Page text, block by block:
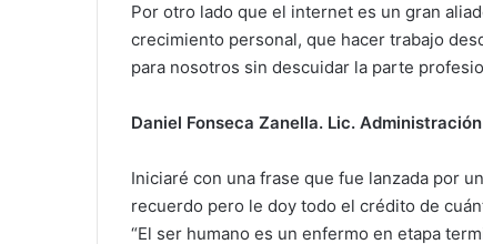
Por otro lado que el internet es un gran
crecimiento personal, que hacer trabajo
para nosotros sin descuidar la parte
Daniel Fonseca Zanella. Lic.
Iniciaré con una frase que fue lanzada por
recuerdo pero le doy todo el crédito de
“El ser humano es un enfermo en etapa